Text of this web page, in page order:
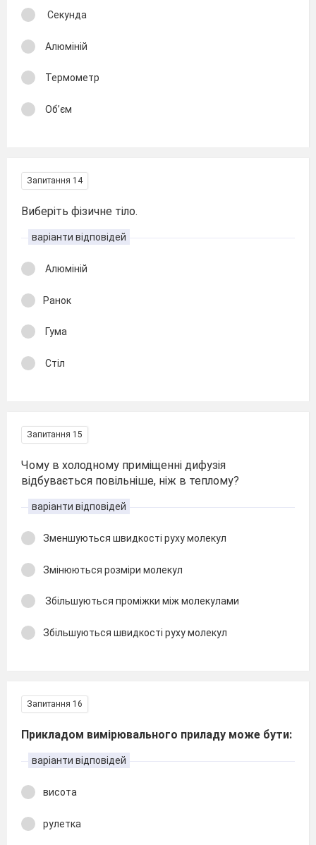
Секунда
Алюміній
Термометр
Об’єм
Запитання 14
Виберіть фізичне тіло.
варіанти відповідей
Алюміній
Ранок
Гума
Стіл
Запитання 15
Чому в холодному приміщенні дифузія
відбувається повільніше, ніж в теплому?
варіанти відповідей
Зменшуються швидкості руху молекул
Змінюються розміри молекул
Збільшуються проміжки між молекулами
Збільшуються швидкості руху молекул
Запитання 16
Прикладом вимірювального приладу може бути:
варіанти відповідей
висота
рулетка